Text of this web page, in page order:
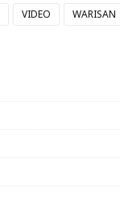
VIDEO WARISAN